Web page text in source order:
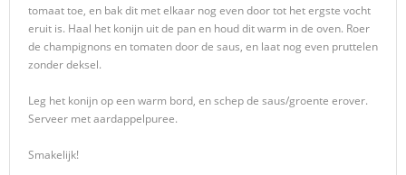
tomaat toe, en bak dit met elkaar nog even door tot het ergste vocht
eruit is. Haal het konijn uit de pan en houd dit warm in de oven. Roer
de champignons en tomaten door de saus, en laat nog even pruttelen
zonder deksel.
Leg het konijn op een warm bord, en schep de saus/groente erover.
Serveer met aardappelpuree.
Smakelijk!